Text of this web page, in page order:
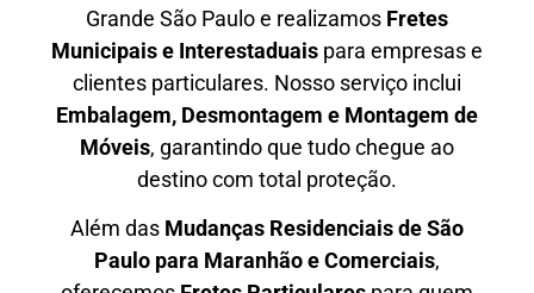
Grande São Pauloe realizamos Fretes
Municipais e Interestaduais para empresas e
clientes particulares. Nosso serviço inclui
Embalagem, Desmontagem e Montagem de
Móveis, garantindo que tudo chegue ao
destino com total proteção.
Além das Mudanças Residenciais de São
Paulo para Maranhão e Comerciais,